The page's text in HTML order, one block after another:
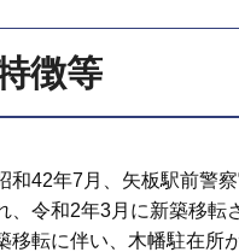
徴等
和42年7月、矢板駅前警
、令和2年3月に新築移転
移転に伴い、木幡駐在所